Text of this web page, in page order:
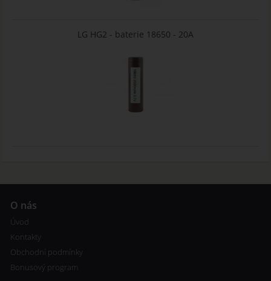
LG HG2 - baterie 18650 - 20A
O nás
Úvod
Kontakty
Obchodní podmínky
Bonusový program